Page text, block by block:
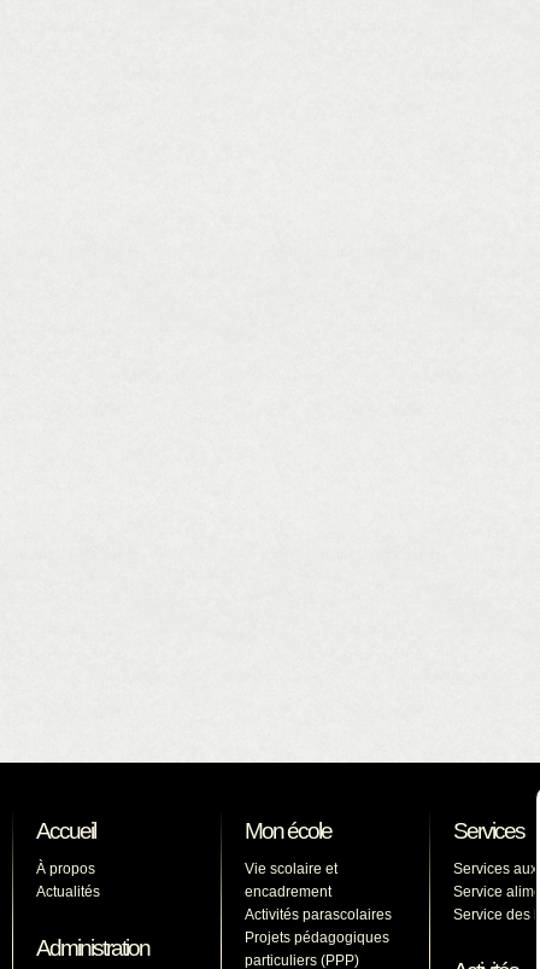
Accueil
À propos
Actualités
Administration
Mon école
Vie scolaire et
encadrement
Activités parascolaires
Projets pédagogiques
particuliers (PPP)
Services
Services
Service
Service des